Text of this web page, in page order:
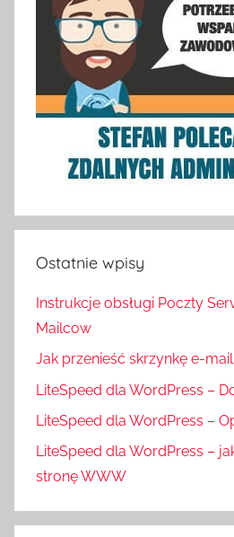
Ostatnie wpisy
Instrukcje obsługi Poczty
Mailcow
Jak przenieść skrzynkę e-
LiteSpeed dla WordPress –
LiteSpeed dla WordPress –
LiteSpeed dla WordPress –
stronę WWW